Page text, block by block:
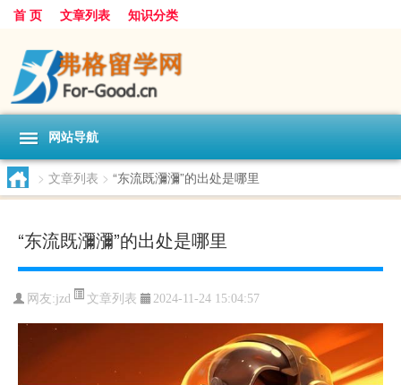
首 页 文章列表 知识分类
网站导航
> 文章列表 > “东流既瀰瀰”的出处是哪里
“东流既瀰瀰”的出处是哪里
网友:jzd 文章列表 2024-11-24 15:04:57